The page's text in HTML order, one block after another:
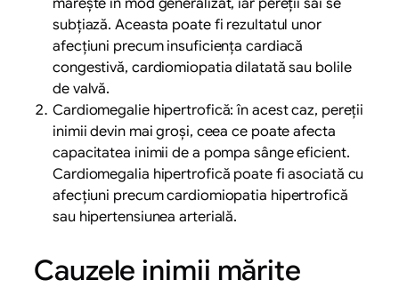
subțiază. Aceasta poate fi rezultatul unor
afecțiuni precum insuficiența cardiacă
congestivă, cardiomiopatia dilatată sau bolile
de valvă.
Cardiomegalie hipertrofică: în acest caz, pereții
inimii devin mai groși, ceea ce poate afecta
capacitatea inimii de a pompa sânge eficient.
Cardiomegalia hipertrofică poate fi asociată cu
afecțiuni precum cardiomiopatia hipertrofică
sau hipertensiunea arterială.
Cauzele inimii mărite